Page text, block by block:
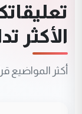
الأكثر
أكثر المواضيع